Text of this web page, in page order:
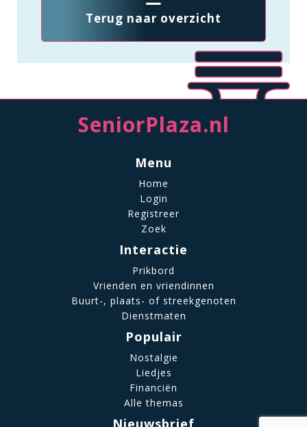
Terug naar overzicht
SeniorPlaza.nl
Menu
Home
Login
Registreer
Zoek
Interactie
Prikbord
Vrienden en vriendinnen
Buurt-, plaats- of streekgenoten
Dienstmaten
Populair
Nostalgie
Liedjes
Financiën
Alle themas
Nieuwsbrief